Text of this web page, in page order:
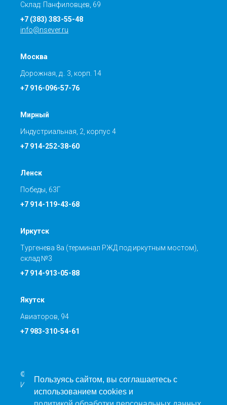
Склад: Панфиловцев, 69
+7 (383) 383-55-48
info@nsever.ru
Москва
Дорожная, д.. 3, корп. 14
+7 916-096-57-76
Мирный
Индустриальная, 2, корпус 4
+7 914-252-38-60
Ленск
Победы, 63Г
+7 914-119-43-68
Иркутск
Тургенева 8а (терминал РЖД под иркутным мостом),
склад №3
+7 914-913-05-88
Якутск
Авиаторов, 94
+7 983-310-54-61
© Транспортная компания ООО «Направление Север»
ИНН: 5401366844 КПП: 540201001
Пользуясь сайтом, вы соглашаетесь с
использованием cookies и